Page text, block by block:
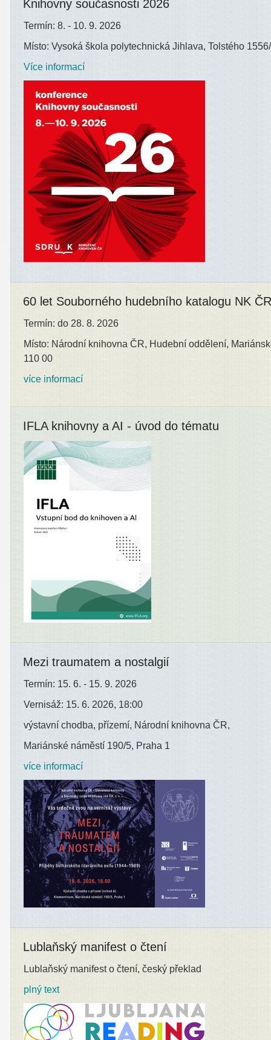
Knihovny současnosti 2026
Termín: 8. - 10. 9. 2026
Místo: Vysoká škola polytechnická Jihlava, Tolstého
Více informací
60 let Souborného hudebního katalogu NK ČR
Termín: do 28. 8. 2026
Místo: Národní knihovna ČR, Hudební oddělení,
110 00
více informací
IFLA knihovny a AI - úvod do tématu
Mezi traumatem a nostalgií
Termín: 15. 6. - 15. 9. 2026
Vernisáž: 15. 6. 2026, 18:00
výstavní chodba, přízemí, Národní knihovna ČR,
Mariánské náměstí 190/5, Praha 1
více informací
Lublaňský manifest o čtení
Lublaňský manifest o čtení, český překlad
plný text